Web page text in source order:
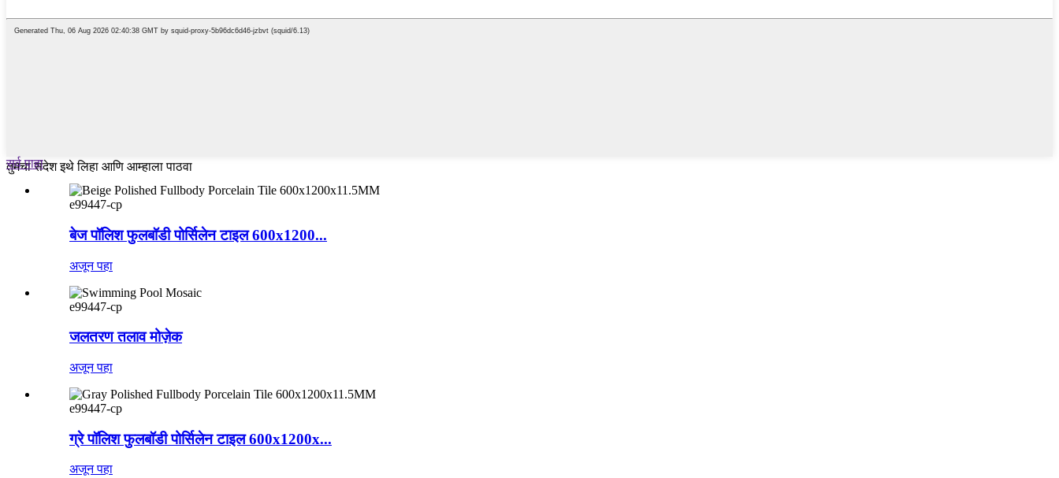
तुमचा संदेश इथे लिहा आणि आम्हाला पाठवा
सर्व पाहा
e99447-cp
बेज पॉलिश फुलबॉडी पोर्सिलेन टाइल 600x1200...
अजून पहा
e99447-cp
जलतरण तलाव मोज़ेक
अजून पहा
e99447-cp
ग्रे पॉलिश फुलबॉडी पोर्सिलेन टाइल 600x1200x...
अजून पहा